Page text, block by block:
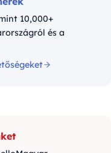
10,000+
és a